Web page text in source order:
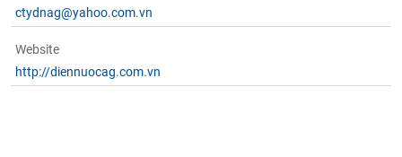
ctydnag@yahoo.com.vn
Website
http://diennuocag.com.vn